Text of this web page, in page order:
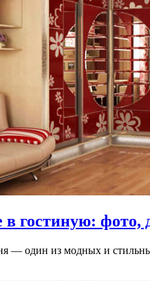
гостиную: фото,
— один из модных и